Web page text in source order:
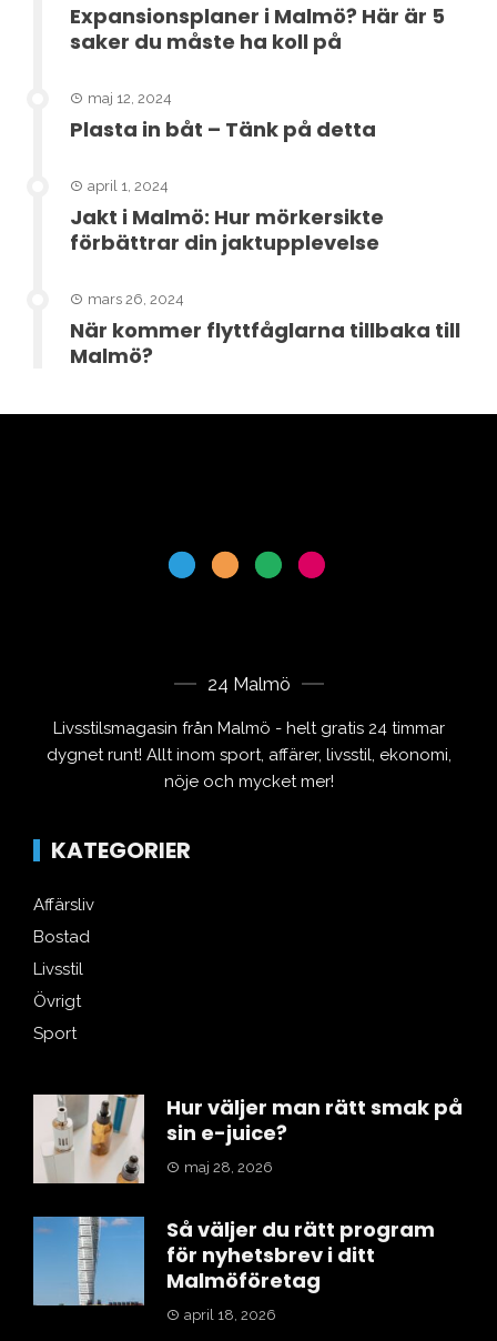
Expansionsplaner i Malmö? Här är 5
saker du måste ha koll på
maj 12, 2024
Plasta in båt – Tänk på detta
april 1, 2024
Jakt i Malmö: Hur mörkersikte
förbättrar din jaktupplevelse
mars 26, 2024
När kommer flyttfåglarna tillbaka till
Malmö?
24 Malmö
Livsstilsmagasin från Malmö - helt gratis 24 timmar
dygnet runt! Allt inom sport, affärer, livsstil, ekonomi,
nöje och mycket mer!
KATEGORIER
Affärsliv
Bostad
Livsstil
Övrigt
Sport
Hur väljer man rätt smak på
sin e-juice?
maj 28, 2026
Så väljer du rätt program
för nyhetsbrev i ditt
Malmöföretag
april 18, 2026